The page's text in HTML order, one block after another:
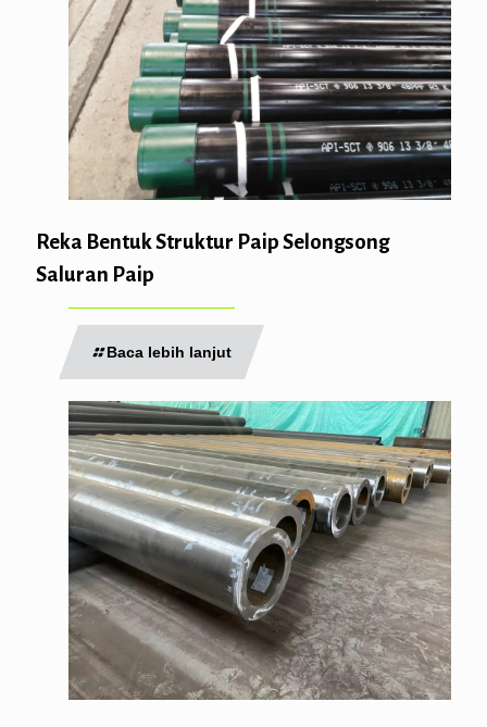
Reka Bentuk Struktur Paip Selongsong
Saluran Paip
Baca lebih lanjut